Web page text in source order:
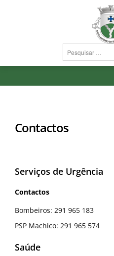
Contactos
Serviços de Urgência
Contactos
Bombeiros: 291 965 183
PSP Machico: 291 965 574
Saúde